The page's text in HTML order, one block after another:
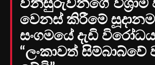
විනිසුරුවන්ගේ විශ්‍රාම
වෙනස් කිරීමේ
සංගමයේ දැඩි
“ලංකාවත් සිම්බාබ්වේ